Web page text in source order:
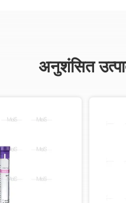
अनुशंसित